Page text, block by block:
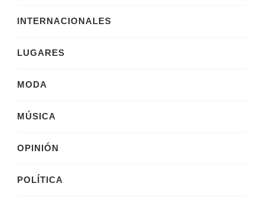
INTERNACIONALES
LUGARES
MODA
MÚSICA
OPINIÓN
POLÍTICA